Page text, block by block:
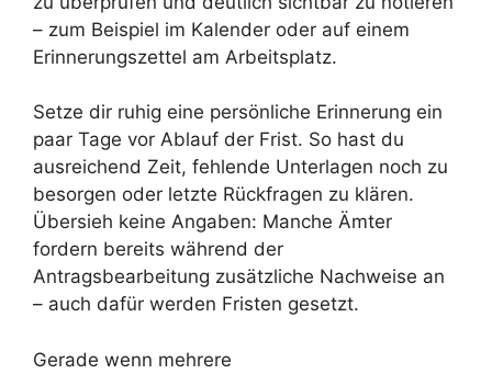
– zum Beispiel im Kalender oder auf einem
Erinnerungszettel am Arbeitsplatz.
Setze dir ruhig eine persönliche Erinnerung ein
paar Tage vor Ablauf der Frist. So hast du
ausreichend Zeit, fehlende Unterlagen noch zu
besorgen oder letzte Rückfragen zu klären.
Übersieh keine Angaben: Manche Ämter
fordern bereits während der
Antragsbearbeitung zusätzliche Nachweise an
– auch dafür werden Fristen gesetzt.
Gerade wenn mehrere